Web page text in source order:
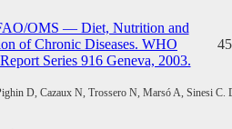
OMS — Diet, Nutrition and
of Chronic Diseases. WHO
Series 916 Geneva, 2003.
D, Cazaux N, Trossero N, Marsó A, Sinesi